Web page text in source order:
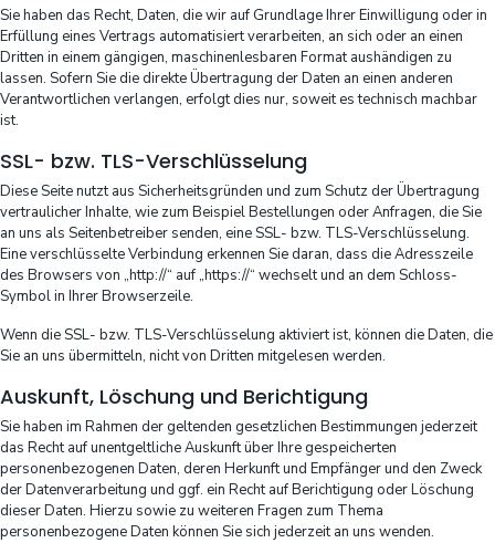
Sie haben das Recht, Daten, die wir auf Grundlage Ihrer Einwilligung oder in
Erfüllung eines Vertrags automatisiert verarbeiten, an sich oder an einen
Dritten in einem gängigen, maschinenlesbaren Format aushändigen zu
lassen. Sofern Sie die direkte Übertragung der Daten an einen anderen
Verantwortlichen verlangen, erfolgt dies nur, soweit es technisch machbar
ist.
SSL- bzw. TLS-Verschlüsselung
Diese Seite nutzt aus Sicherheitsgründen und zum Schutz der Übertragung
vertraulicher Inhalte, wie zum Beispiel Bestellungen oder Anfragen, die Sie
an uns als Seitenbetreiber senden, eine SSL- bzw. TLS-Verschlüsselung.
Eine verschlüsselte Verbindung erkennen Sie daran, dass die Adresszeile
des Browsers von „http://“ auf „https://“ wechselt und an dem Schloss-
Symbol in Ihrer Browserzeile.
Wenn die SSL- bzw. TLS-Verschlüsselung aktiviert ist, können die Daten, die
Sie an uns übermitteln, nicht von Dritten mitgelesen werden.
Auskunft, Löschung und Berichtigung
Sie haben im Rahmen der geltenden gesetzlichen Bestimmungen jederzeit
das Recht auf unentgeltliche Auskunft über Ihre gespeicherten
personenbezogenen Daten, deren Herkunft und Empfänger und den Zweck
der Datenverarbeitung und ggf. ein Recht auf Berichtigung oder Löschung
dieser Daten. Hierzu sowie zu weiteren Fragen zum Thema
personenbezogene Daten können Sie sich jederzeit an uns wenden.